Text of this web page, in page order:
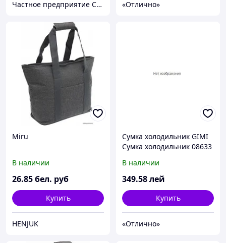
Частное предприятие София Мед «Отлично»
Miru
В наличии
26.85бел. руб
Купить
HENJUK
Сумка холодильник GIMI
Сумка холодильник 08633
В наличии
349.58лей
Купить
«Отлично»